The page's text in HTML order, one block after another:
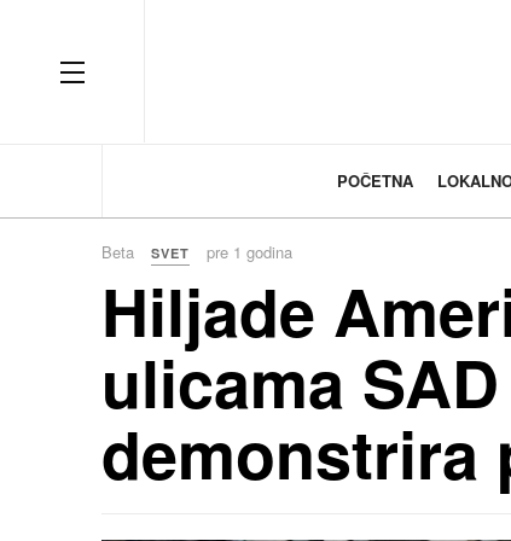
OFF CANVAS
POČETNA
Beta SVET pre 1 godina
Hiljade
ulicama
demonstrira